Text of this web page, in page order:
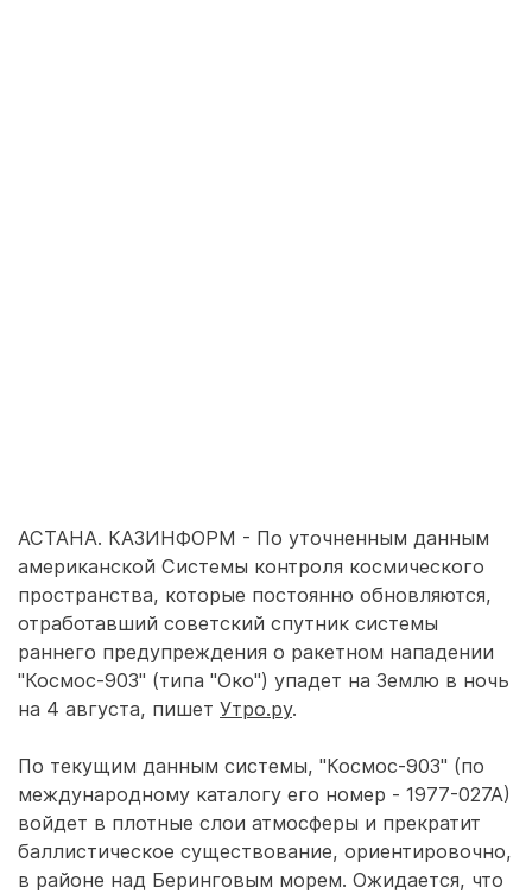
АСТАНА. КАЗИНФОРМ - По уточненным данным
американской Системы контроля космического
пространства, которые постоянно обновляются,
отработавший советский спутник системы
раннего предупреждения о ракетном нападении
"Космос-903" (типа "Око") упадет на Землю в ночь
на 4 августа, пишет Утро.ру.
По текущим данным системы, "Космос-903" (по
международному каталогу его номер - 1977-027А)
войдет в плотные слои атмосферы и прекратит
баллистическое существование, ориентировочно,
в районе над Беринговым морем. Ожидается, что